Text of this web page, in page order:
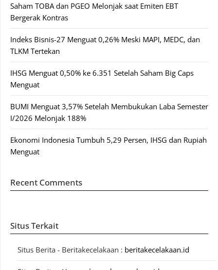
Saham TOBA dan PGEO Melonjak saat Emiten EBT
Bergerak Kontras
Indeks Bisnis-27 Menguat 0,26% Meski MAPI, MEDC, dan
TLKM Tertekan
IHSG Menguat 0,50% ke 6.351 Setelah Saham Big Caps
Menguat
BUMI Menguat 3,57% Setelah Membukukan Laba Semester
I/2026 Melonjak 188%
Ekonomi Indonesia Tumbuh 5,29 Persen, IHSG dan Rupiah
Menguat
Recent Comments
Situs Terkait
Situs Berita - Beritakecelakaan : beritakecelakaan.id